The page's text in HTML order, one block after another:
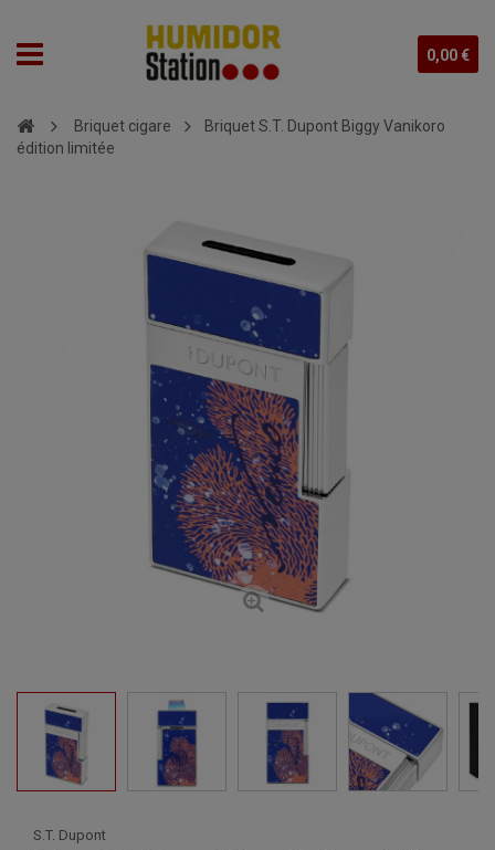
0,00 €
Briquet cigare
Briquet S.T. Dupont Biggy Vanikoro
édition limitée
S.T. Dupont